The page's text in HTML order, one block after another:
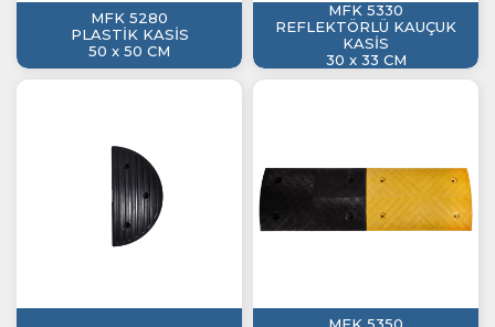
MFK 5280
PLASTİK KASİS
50 x 50 CM
MFK 5330
REFLEKTÖRLÜ KAUÇUK
KASİS
30 x 33 CM